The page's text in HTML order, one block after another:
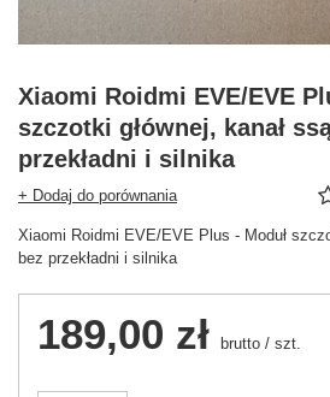
Xiaomi Roidmi EVE/EVE
szczotki głównej, kanał
przekładni i silnika
+ Dodaj do porównania
Xiaomi Roidmi EVE/EVE Plus - Moduł
bez przekładni i silnika
189,00 zł brutto / szt.